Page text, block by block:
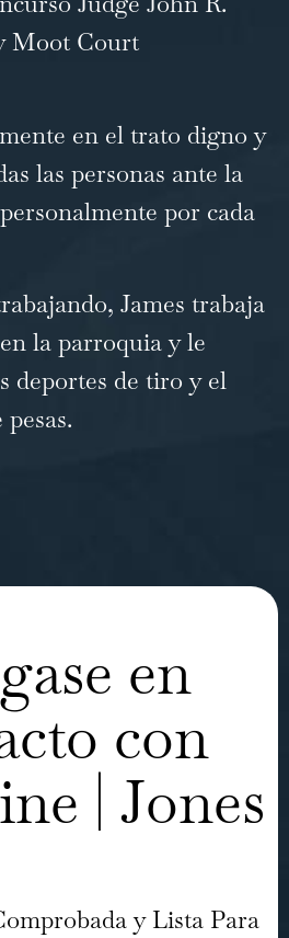
Moot Court
en el trato digno y
las personas ante la
por cada
James trabaja
la parroquia y le
deportes de tiro y el
en
con
| Jones
y Lista Para